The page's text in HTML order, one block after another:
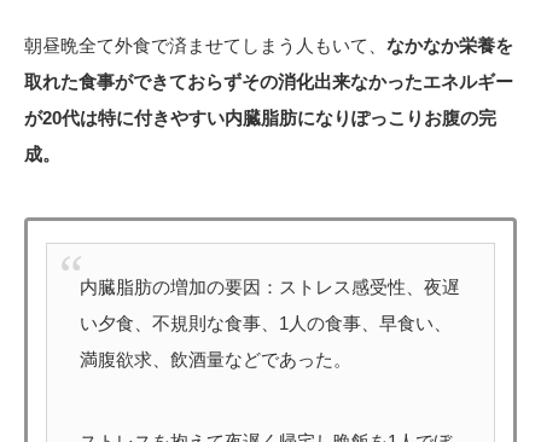
朝昼晩全て外食で済ませてしまう人もいて、 なかなか栄養を
取れた食事ができておらずその消化出来なかったエネルギー
が20代は特に付きやすい内臓脂肪になりぽっこりお腹の完
成。
内臓脂肪の増加の要因：ストレス感受性、夜遅
い夕食、不規則な食事、1人の食事、早食い、
満腹欲求、飲酒量などであった。